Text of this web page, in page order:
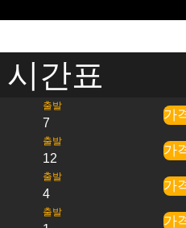
간표
출발
7
가
출발
12
가
출발
4
가
출발
가